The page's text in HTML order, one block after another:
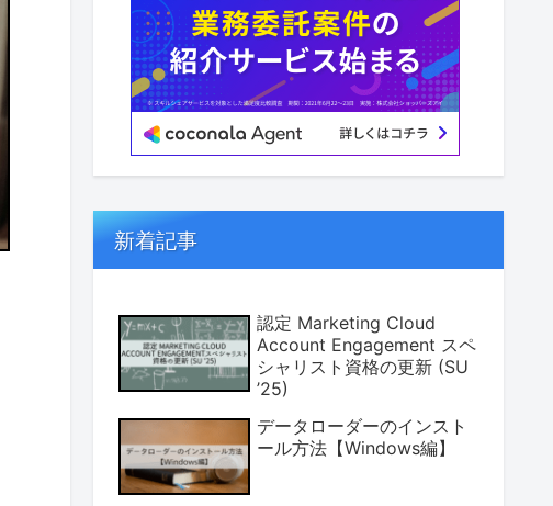
新着記事
認定 Marketing Cloud
Account Engagement スペ
シャリスト資格の更新 (SU
’25)
データローダーのインスト
ール方法【Windows編】